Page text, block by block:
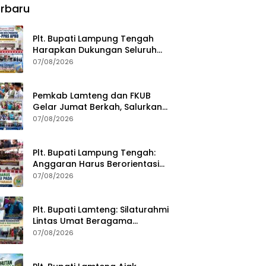
Plt. Bupati Lampung Tengah
Harapkan Dukungan Seluruh
Pimpinan DPRD Bahas RKUA-
07/08/2026
Pemkab Lamteng dan FKUB
Gelar Jumat Berkah, Salurkan
Bantuan Sosial untuk Warga
07/08/2026
Plt. Bupati Lampung Tengah:
Anggaran Harus Berorientasi
pada Kebutuhan Masyarakat
07/08/2026
Plt. Bupati Lamteng: Silaturahmi
Lintas Umat Beragama
Menjaga Kondusivitas Daerah
07/08/2026